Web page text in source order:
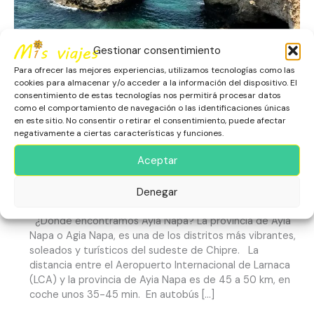
Gestionar consentimiento
Para ofrecer las mejores experiencias, utilizamos tecnologías como las
cookies para almacenar y/o acceder a la información del dispositivo. El
consentimiento de estas tecnologías nos permitirá procesar datos
como el comportamiento de navegación o las identificaciones únicas
en este sitio. No consentir o retirar el consentimiento, puede afectar
negativamente a ciertas características y funciones.
Aceptar
Denegar
Ayia Napa: Destino Definitivo
de Sol Intenso y Mar Turquesa
Escapadas,Europa
¿Dónde encontramos Ayia Napa? La provincia de Ayia
Napa o Agia Napa, es una de los distritos más vibrantes,
soleados y turísticos del sudeste de Chipre. La
distancia entre el Aeropuerto Internacional de Larnaca
(LCA) y la provincia de Ayia Napa es de 45 a 50 km, en
coche unos 35-45 min. En autobús […]
y
Mar
Turquesa